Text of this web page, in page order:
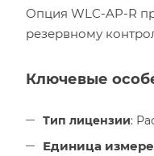
Опция WLC-AP-R
резервному
Ключевые
Тип лицензии:
Единица